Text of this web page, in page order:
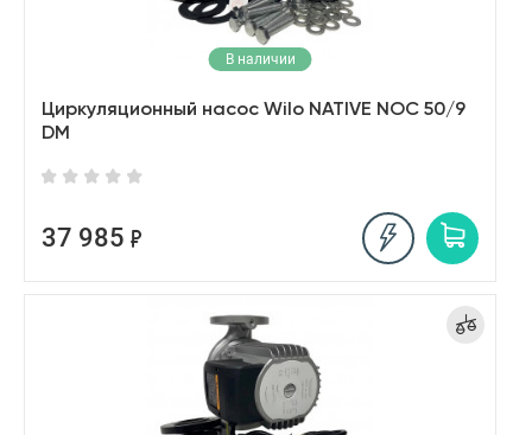
В наличии
Циркуляционный насос Wilo NATIVE NOC 50/9
DM
37 985